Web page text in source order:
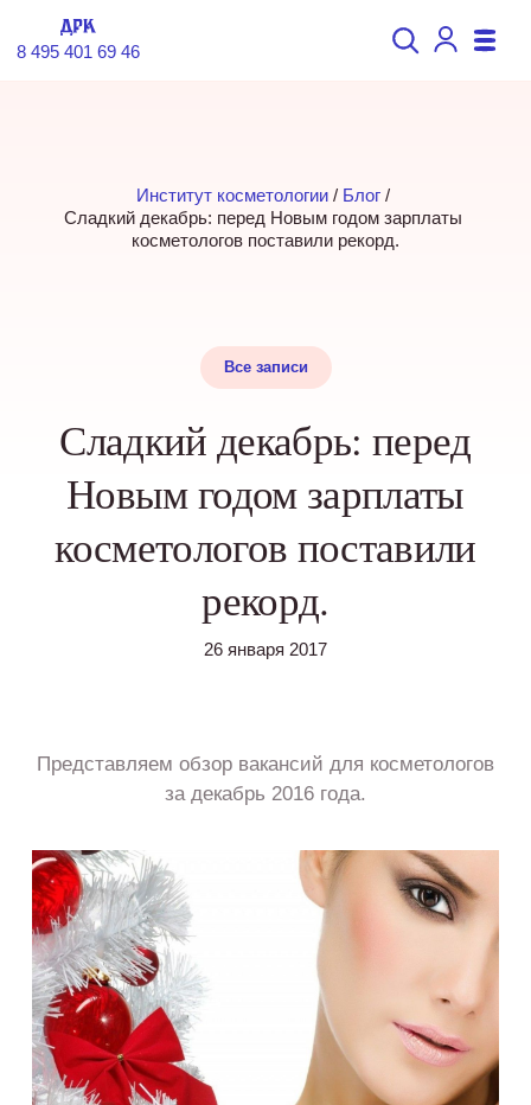
8 495 401 69 46
Институт косметологии / Блог /
Сладкий декабрь: перед Новым годом зарплаты
косметологов поставили рекорд.
Все записи
Сладкий декабрь: перед
Новым годом зарплаты
косметологов поставили
рекорд.
26 января 2017
Представляем обзор вакансий для косметологов
за декабрь 2016 года.